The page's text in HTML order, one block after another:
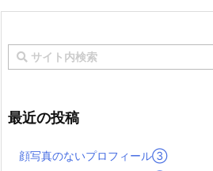
最近の投稿
顔写真のないプロフィール③